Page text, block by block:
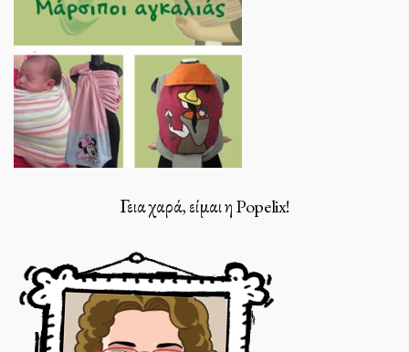
Γεια χαρά, είμαι η Popelix!